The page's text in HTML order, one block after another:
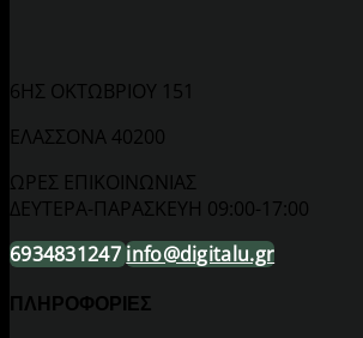
6ΗΣ ΟΚΤΩΒΡΙΟΥ 151
ΕΛΑΣΣΟΝΑ 40200
ΩΡΕΣ ΕΠΙΚΟΙΝΩΝΙΑΣ
ΔΕΥΤΕΡΑ-ΠΑΡΑΣΚΕΥΗ 09:00-17:00
6934831247info@digitalu.gr
ΠΛΗΡΟΦΟΡΙΕΣ